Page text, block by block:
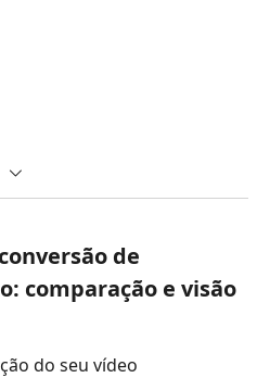
de
comparação e visão
do seu vídeo